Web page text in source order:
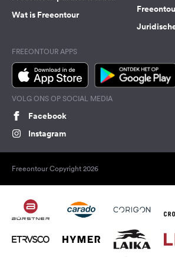
Wat is Freeontour
FREEONTOUR APPS
VOLG ONS OP SOCIAL MEDIA
Facebook
Instagram
Freeontour Copyright 2026